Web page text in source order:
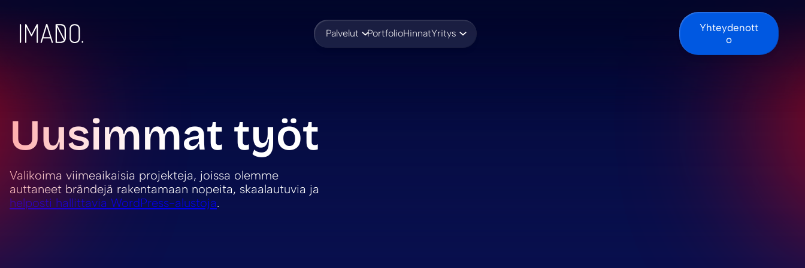
Palvelut PortfolioHinnatYritys
Yhteydenott
o
Uusimmat työt
Valikoima viimeaikaisia projekteja, joissa olemme
auttaneet brändejä rakentamaan nopeita, skaalautuvia ja
helposti hallittavia WordPress-alustoja.